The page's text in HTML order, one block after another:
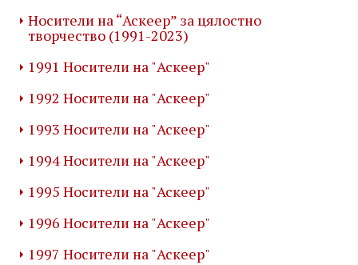
Носители на “Аскеер” за цялостно
творчество (1991-2023)
1991 Носители на "Аскеер"
1992 Носители на "Аскеер"
1993 Носители на "Аскеер"
1994 Носители на "Аскеер"
1995 Носители на "Аскеер"
1996 Носители на "Аскеер"
1997 Носители на "Аскеер"